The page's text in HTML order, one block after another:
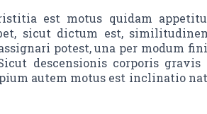
est motus quidam
sicut dictum est,
potest, una per modum
descensionis corporis gravis
autem motus est inclinatio